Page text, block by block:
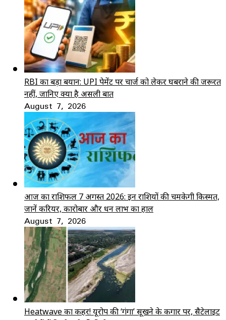
RBI का बड़ा बयान: UPI पेमेंट पर चार्ज को लेकर घबराने की जरूरत
नहीं, जानिए क्या है असली बात
August 7, 2026
आज का राशिफल 7 अगस्त 2026: इन राशियों की चमकेगी किस्मत,
जानें करियर, कारोबार और धन लाभ का हाल
August 7, 2026
Heatwave का कहर! यूरोप की ‘गंगा’ सूखने के कगार पर, सैटेलाइट